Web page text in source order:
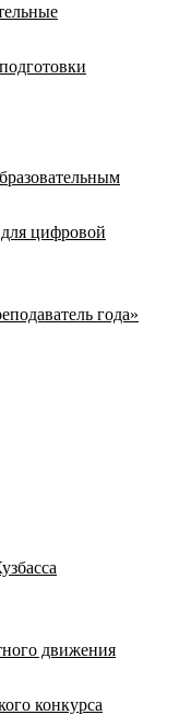
цифровой
года»
движения
конкурса